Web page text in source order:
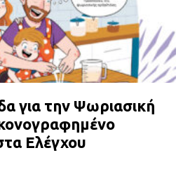
για την Ψωριασική
Ελέγχου